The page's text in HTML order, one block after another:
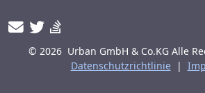
© 2026 Urban GmbH & Co.KG Alle
Datenschutzrichtlinie
|